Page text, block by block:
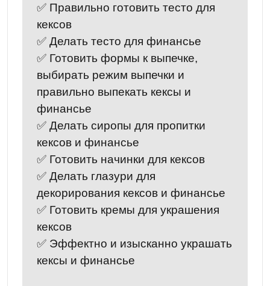
✅ Правильно готовить тесто для
кексов
✅ Делать тесто для финансье
✅ Готовить формы к выпечке,
выбирать режим выпечки и
правильно выпекать кексы и
финансье
✅ Делать сиропы для пропитки
кексов и финансье
✅ Готовить начинки для кексов
✅ Делать глазури для
декорирования кексов и финансье
✅ Готовить кремы для украшения
кексов
✅ Эффектно и изысканно украшать
кексы и финансье